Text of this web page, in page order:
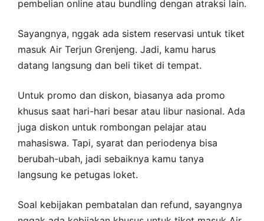
pembelian online atau bundling dengan atraksi lain.
Sayangnya, nggak ada sistem reservasi untuk tiket
masuk Air Terjun Grenjeng. Jadi, kamu harus
datang langsung dan beli tiket di tempat.
Untuk promo dan diskon, biasanya ada promo
khusus saat hari-hari besar atau libur nasional. Ada
juga diskon untuk rombongan pelajar atau
mahasiswa. Tapi, syarat dan periodenya bisa
berubah-ubah, jadi sebaiknya kamu tanya
langsung ke petugas loket.
Soal kebijakan pembatalan dan refund, sayangnya